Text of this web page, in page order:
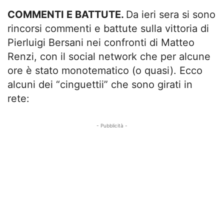
COMMENTI E BATTUTE. Da ieri sera si sono
rincorsi commenti e battute sulla vittoria di
Pierluigi Bersani nei confronti di Matteo
Renzi, con il social network che per alcune
ore è stato monotematico (o quasi). Ecco
alcuni dei “cinguettii” che sono girati in
rete:
- Pubblicità -